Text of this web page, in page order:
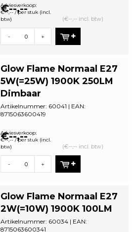
€--,--
Adviesverkoop:
€--,-- / per stuk (incl.
btw)
(€--,-- incl. btw)
- +
Glow Flame Normaal E27
5W(=25W) 1900K 250LM
Dimbaar
Artikelnummer: 60041 | EAN:
8715063600419
€--,--
Adviesverkoop:
€--,-- / per stuk (incl.
btw)
(€--,-- incl. btw)
- +
Glow Flame Normaal E27
2W(=10W) 1900K 100LM
Artikelnummer: 60034 | EAN:
8715063600341